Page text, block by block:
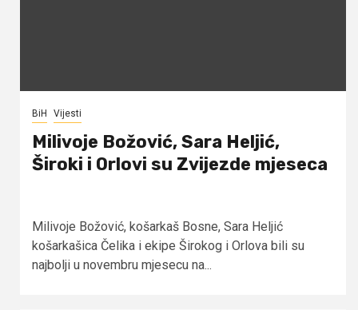
BiH Vijesti
Milivoje Božović, Sara Heljić,
Široki i Orlovi su Zvijezde mjeseca
Milivoje Božović, košarkaš Bosne, Sara Heljić
košarkašica Čelika i ekipe Širokog i Orlova bili su
najbolji u novembru mjesecu na...